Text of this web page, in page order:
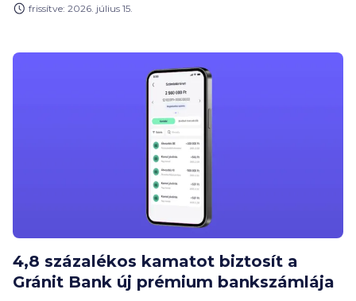
frissítve: 2026. július 15.
4,8 százalékos kamatot biztosít a
Gránit Bank új prémium bankszámlája